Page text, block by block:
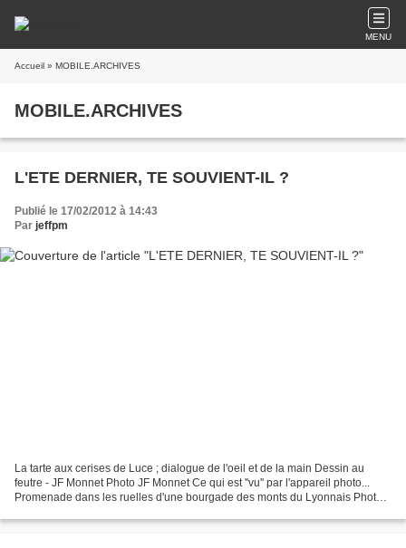
MENU
Accueil » MOBILE.ARCHIVES
MOBILE.ARCHIVES
L'ETE DERNIER, TE SOUVIENT-IL ?
Publié le 17/02/2012 à 14:43
Par jeffpm
La tarte aux cerises de Luce ; dialogue de l'oeil et de la main Dessin au
feutre - JF Monnet Photo JF Monnet Ce qui est ''vu'' par l'appareil photo...
Promenade dans les ruelles d'une bourgade des monts du Lyonnais Photo